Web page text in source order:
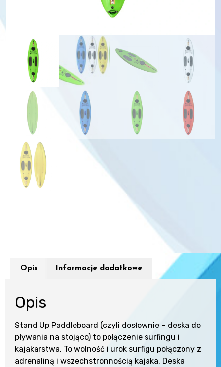
Opis Informacje dodatkowe
Opis
Stand Up Paddleboard (czyli dosłownie – deska do
pływania na stojąco) to połączenie surfingu i
kajakarstwa. To wolność i urok surfigu połączony z
adrenaliną i wszechstronnością kajaka. Deska